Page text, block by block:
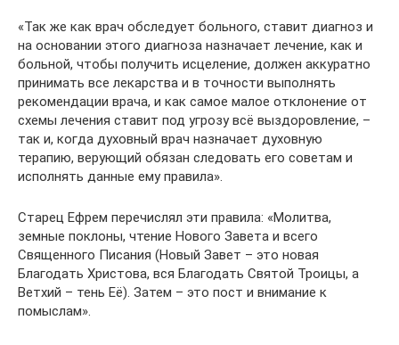
«Так же как врач обследует больного, ставит диагноз и
на основании этого диагноза назначает лечение, как и
больной, чтобы получить исцеление, должен аккуратно
принимать все лекарства и в точности выполнять
рекомендации врача, и как самое малое отклонение от
схемы лечения ставит под угрозу всё выздоровление, –
так и, когда духовный врач назначает духовную
терапию, верующий обязан следовать его советам и
исполнять данные ему правила».
Старец Ефрем перечислял эти правила: «Молитва,
земные поклоны, чтение Нового Завета и всего
Священного Писания (Новый Завет – это новая
Благодать Христова, вся Благодать Святой Троицы, а
Ветхий – тень Её). Затем – это пост и внимание к
помыслам».